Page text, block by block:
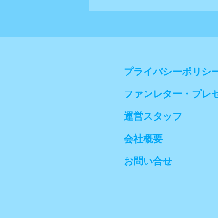
スタッフのアイコンキャラが
誕生！？
プライバシーポリシ
ファンレター・プレ
運営スタッフ
会社概要
お問い合せ